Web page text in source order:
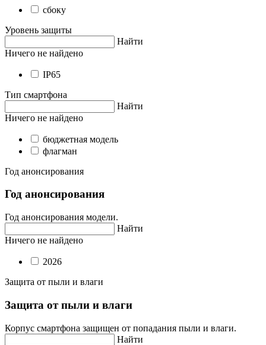
сбоку
Уровень защиты
Найти
Ничего не найдено
IP65
Тип смартфона
Найти
Ничего не найдено
бюджетная модель
флагман
Год анонсирования
Год анонсирования
Год анонсирования модели.
Найти
Ничего не найдено
2026
Защита от пыли и влаги
Защита от пыли и влаги
Корпус смартфона защищен от попадания пыли и влаги.
Найти